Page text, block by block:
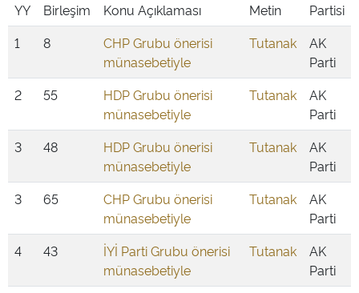
YY Birleşim Konu Açıklaması
Metin
Partisi
1
8
CHP Grubu önerisi
münasebetiyle
Tutanak
AK
Parti
2
55
HDP Grubu önerisi
münasebetiyle
Tutanak
AK
Parti
3
48
HDP Grubu önerisi
münasebetiyle
Tutanak
AK
Parti
3
65
CHP Grubu önerisi
münasebetiyle
Tutanak
AK
Parti
4
43
İYİ Parti Grubu önerisi
münasebetiyle
Tutanak
AK
Parti